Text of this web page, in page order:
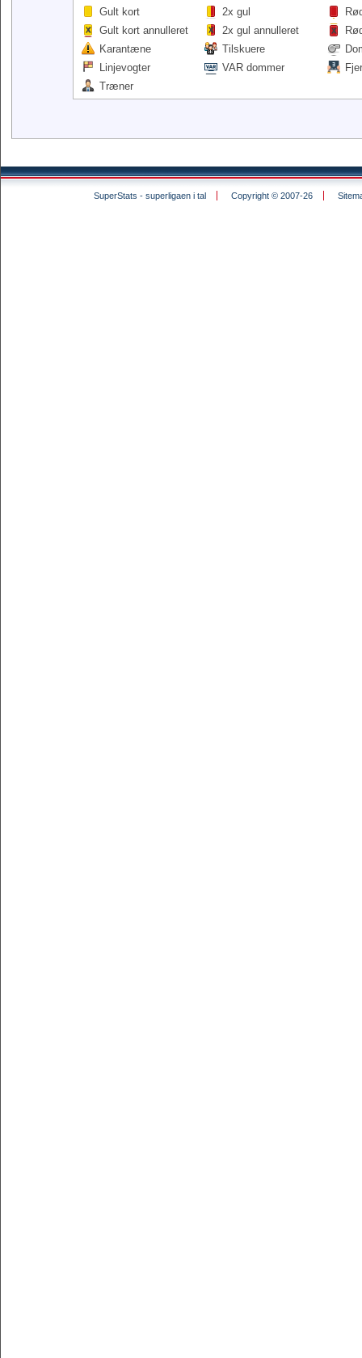
Gult kort
2x gul
Gult kort annulleret
2x gul annulleret
Karantæne
Tilskuere
Linjevogter
VAR dommer
Træner
SuperStats - superligaen i tal Copyright © 2007-26